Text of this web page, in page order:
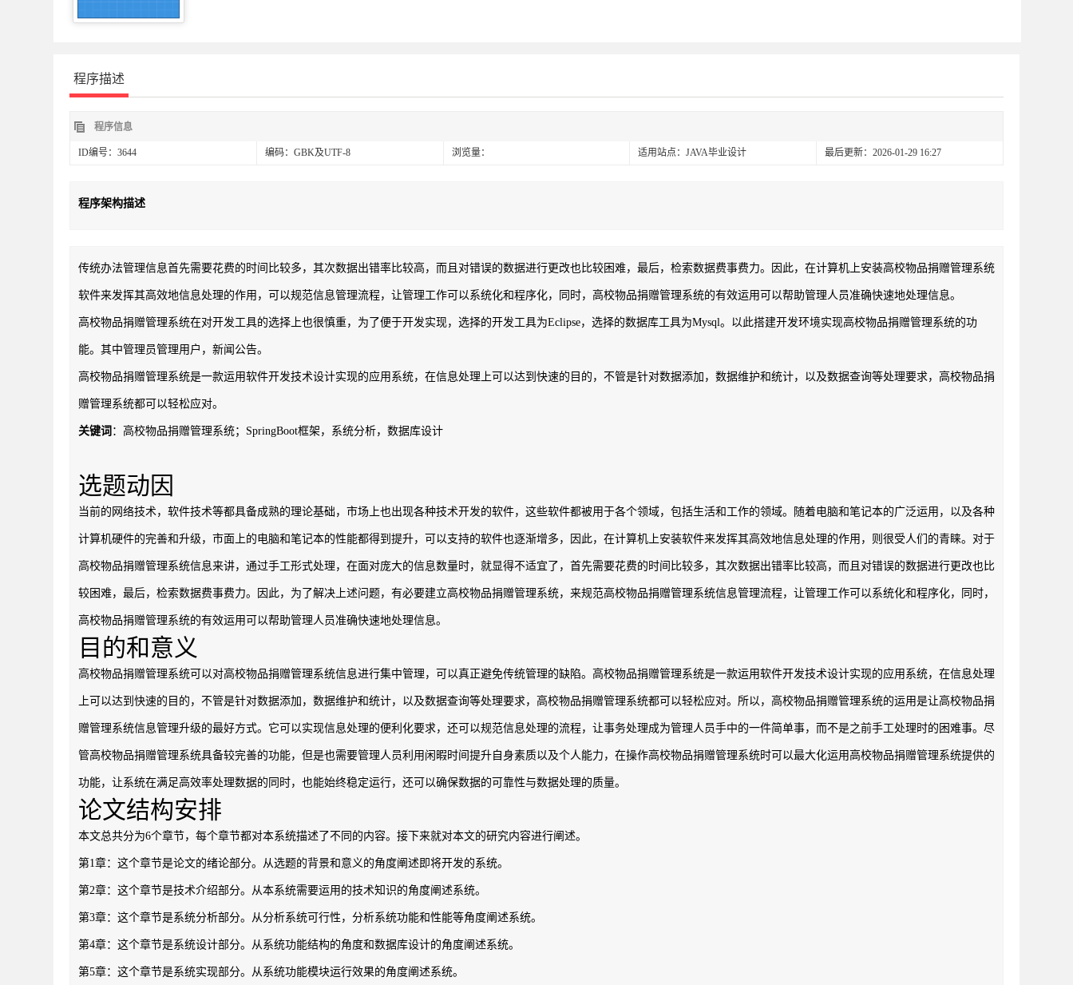
程序描述
程序信息
ID编号：3644 编码：GBK及UTF-8 浏览量： 适用站点：JAVA毕业设计 最后更新：2026-01-29 16:27
程序架构描述
传统办法管理信息首先需要花费的时间比较多，其次数据出错率比较高，而且对错误的数据进行更改也比较困难，最后，检索数据费事费力。因此，在计算机上安装高校物品捐赠管理系统
软件来发挥其高效地信息处理的作用，可以规范信息管理流程，让管理工作可以系统化和程序化，同时，高校物品捐赠管理系统的有效运用可以帮助管理人员准确快速地处理信息。
高校物品捐赠管理系统在对开发工具的选择上也很慎重，为了便于开发实现，选择的开发工具为Eclipse，选择的数据库工具为Mysql。以此搭建开发环境实现高校物品捐赠管理系统的功
能。其中管理员管理用户，新闻公告。
高校物品捐赠管理系统是一款运用软件开发技术设计实现的应用系统，在信息处理上可以达到快速的目的，不管是针对数据添加，数据维护和统计，以及数据查询等处理要求，高校物品捐
赠管理系统都可以轻松应对。
关键词 ：高校物品捐赠管理系统；SpringBoot框架，系统分析，数据库设计
选题动因
当前的网络技术，软件技术等都具备成熟的理论基础，市场上也出现各种技术开发的软件，这些软件都被用于各个领域，包括生活和工作的领域。随着电脑和笔记本的广泛运用，以及各种
计算机硬件的完善和升级，市面上的电脑和笔记本的性能都得到提升，可以支持的软件也逐渐增多，因此，在计算机上安装软件来发挥其高效地信息处理的作用，则很受人们的青睐。对于
高校物品捐赠管理系统信息来讲，通过手工形式处理，在面对庞大的信息数量时，就显得不适宜了，首先需要花费的时间比较多，其次数据出错率比较高，而且对错误的数据进行更改也比
较困难，最后，检索数据费事费力。因此，为了解决上述问题，有必要建立高校物品捐赠管理系统，来规范高校物品捐赠管理系统信息管理流程，让管理工作可以系统化和程序化，同时，
高校物品捐赠管理系统的有效运用可以帮助管理人员准确快速地处理信息。
目的和意义
高校物品捐赠管理系统可以对高校物品捐赠管理系统信息进行集中管理，可以真正避免传统管理的缺陷。高校物品捐赠管理系统是一款运用软件开发技术设计实现的应用系统，在信息处理
上可以达到快速的目的，不管是针对数据添加，数据维护和统计，以及数据查询等处理要求，高校物品捐赠管理系统都可以轻松应对。所以，高校物品捐赠管理系统的运用是让高校物品捐
赠管理系统信息管理升级的最好方式。它可以实现信息处理的便利化要求，还可以规范信息处理的流程，让事务处理成为管理人员手中的一件简单事，而不是之前手工处理时的困难事。尽
管高校物品捐赠管理系统具备较完善的功能，但是也需要管理人员利用闲暇时间提升自身素质以及个人能力，在操作高校物品捐赠管理系统时可以最大化运用高校物品捐赠管理系统提供的
功能，让系统在满足高效率处理数据的同时，也能始终稳定运行，还可以确保数据的可靠性与数据处理的质量。
论文结构安排
本文总共分为6个章节，每个章节都对本系统描述了不同的内容。接下来就对本文的研究内容进行阐述。
第1章：这个章节是论文的绪论部分。从选题的背景和意义的角度阐述即将开发的系统。
第2章：这个章节是技术介绍部分。从本系统需要运用的技术知识的角度阐述系统。
第3章：这个章节是系统分析部分。从分析系统可行性，分析系统功能和性能等角度阐述系统。
第4章：这个章节是系统设计部分。从系统功能结构的角度和数据库设计的角度阐述系统。
第5章：这个章节是系统实现部分。从系统功能模块运行效果的角度阐述系统。